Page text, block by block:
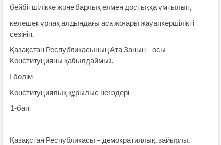
бейбітшілікке және барлық елмен достыққа ұмтылып,
келешек ұрпақ алдындағы аса жоғары жауапкершілікті
сезініп,
Қазақстан Республикасының Ата Заңын – осы
Конституцияны қабылдаймыз.
І бөлім
Конституциялық құрылыс негіздері
1-бап
Қазақстан Республикасы – демократиялық, зайырлы,